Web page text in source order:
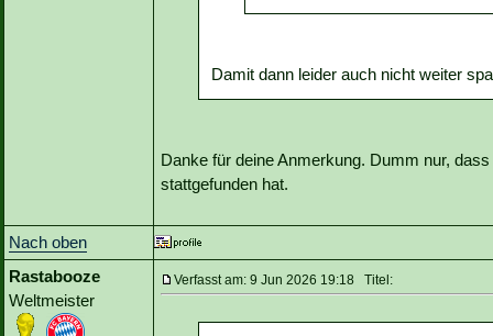
Damit dann leider auch nicht weiter
Danke für deine Anmerkung. Dumm nur,
stattgefunden hat.
Nach oben
Rastabooze
Weltmeister
Verfasst am: 9 Jun 2026 19:18 Titel: